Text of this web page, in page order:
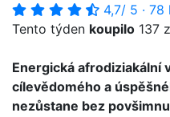
4,7/ 5 · 78
Tento týden koupilo 137
Energická afrodiziakální
cílevědomého a
nezůstane bez